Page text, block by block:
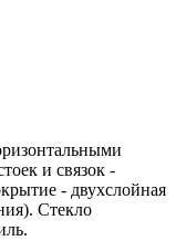
и связок -
- двухслойная
Стекло